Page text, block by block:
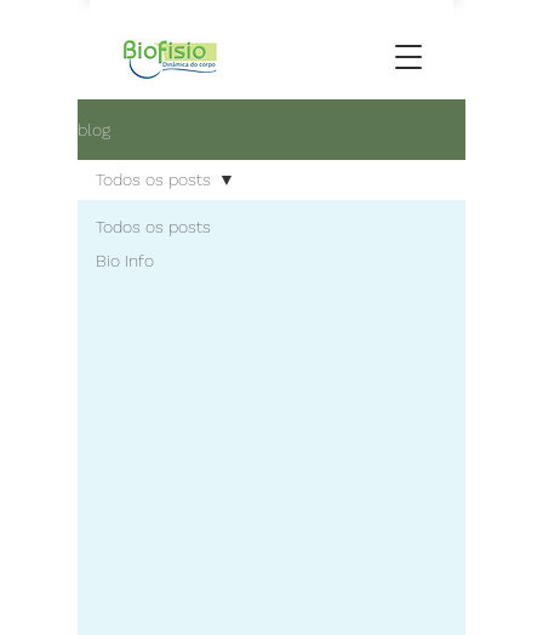
blog
Todos os posts
Bio Info
Todos os posts